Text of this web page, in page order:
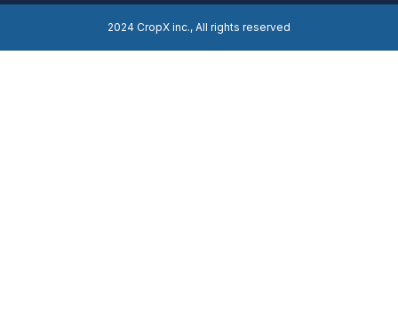
2024 CropX inc., All rights reserved​